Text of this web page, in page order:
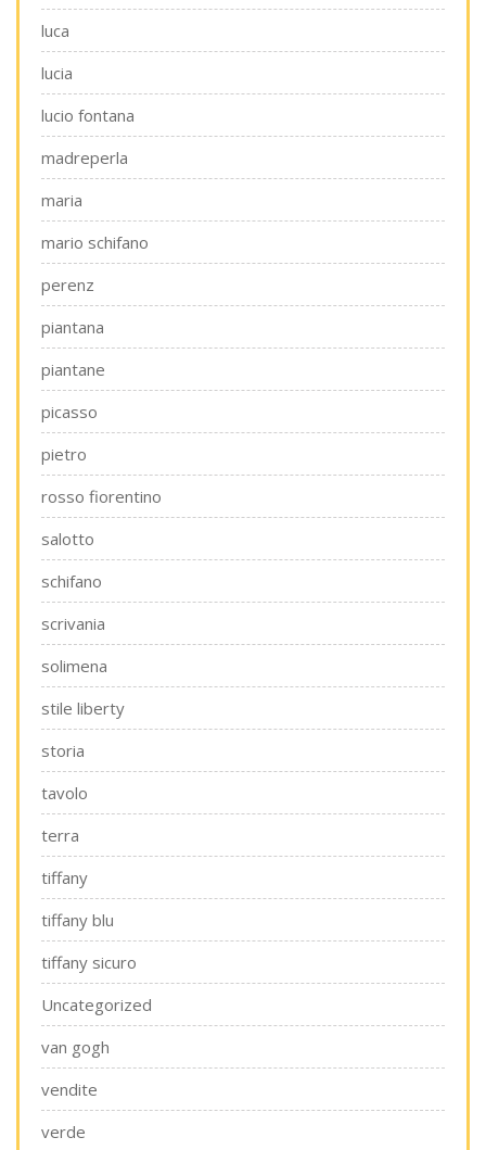
luca
lucia
lucio fontana
madreperla
maria
mario schifano
perenz
piantana
piantane
picasso
pietro
rosso fiorentino
salotto
schifano
scrivania
solimena
stile liberty
storia
tavolo
terra
tiffany
tiffany blu
tiffany sicuro
Uncategorized
van gogh
vendite
verde